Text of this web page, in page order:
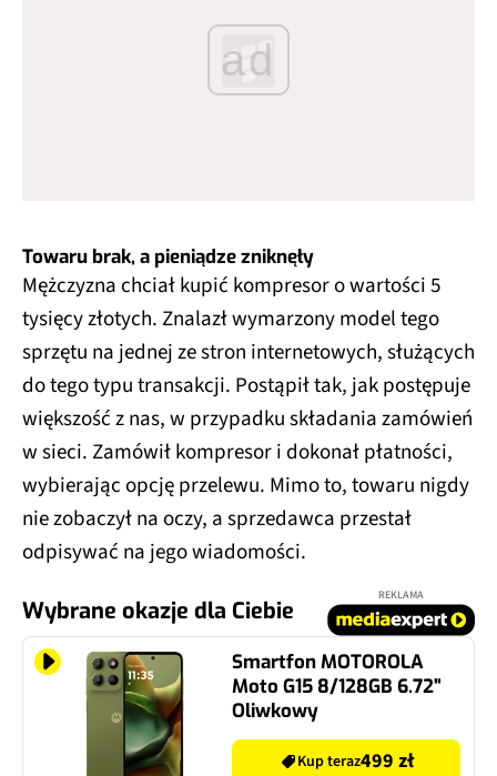
ad
Towaru brak, a pieniądze zniknęły
Mężczyzna chciał kupić kompresor o wartości 5
tysięcy złotych. Znalazł wymarzony model tego
sprzętu na jednej ze stron internetowych, służących
do tego typu transakcji. Postąpił tak, jak postępuje
większość z nas, w przypadku składania zamówień
w sieci. Zamówił kompresor i dokonał płatności,
wybierając opcję przelewu. Mimo to, towaru nigdy
nie zobaczył na oczy, a sprzedawca przestał
odpisywać na jego wiadomości.
Wybrane okazje dla Ciebie
REKLAMA
Smartfon MOTOROLA
Moto G15 8/128GB 6.72"
Oliwkowy
Kup teraz499 zł